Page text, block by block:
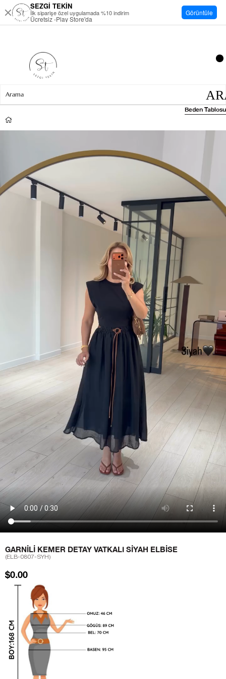
GARNILI KEMER DETAY VATKALI SIYAH ELBISE
(ELB-0807-SYH)
$0.00
Beden Tablosu
SEZGİ TEKİN
İlk siparişe özel uygulamada %10 indirim
Ücretsiz -Play Store'da
Görüntüle